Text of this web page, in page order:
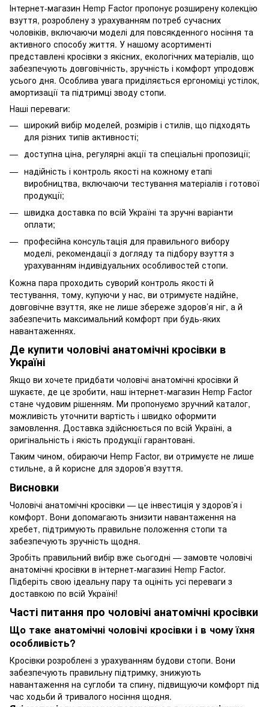
Інтернет-магазин Hemp Factor пропонує розширену колекцію
взуття, розроблену з урахуванням потреб сучасних
чоловіків, включаючи моделі для повсякденного носіння та
активного способу життя. У нашому асортименті
представлені кросівки з якісних, екологічних матеріалів, що
забезпечують довговічність, зручність і комфорт упродовж
усього дня. Особлива увага приділяється ергономіці устілок,
амортизації та підтримці зводу стопи.
Наші переваги:
широкий вибір моделей, розмірів і стилів, що підходять
для різних типів активності;
доступна ціна, регулярні акції та спеціальні пропозиції;
надійність і контроль якості на кожному етапі
виробництва, включаючи тестування матеріалів і готової
продукції;
швидка доставка по всій Україні та зручні варіанти
оплати;
професійна консультація для правильного вибору
моделі, рекомендації з догляду та підбору взуття з
урахуванням індивідуальних особливостей стопи.
Кожна пара проходить суворий контроль якості й
тестування, тому, купуючи у нас, ви отримуєте надійне,
довговічне взуття, яке не лише збереже здоров’я ніг, а й
забезпечить максимальний комфорт при будь-яких
навантаженнях.
Де купити чоловічі анатомічні кросівки в
Україні
Якщо ви хочете придбати чоловічі анатомічні кросівки й
шукаєте, де це зробити, наш інтернет-магазин Hemp Factor
стане чудовим рішенням. Ми пропонуємо зручний каталог,
можливість уточнити вартість і швидко оформити
замовлення. Доставка здійснюється по всій Україні, а
оригінальність і якість продукції гарантовані.
Таким чином, обираючи Hemp Factor, ви отримуєте не лише
стильне, а й корисне для здоров’я взуття.
Висновки
Чоловічі анатомічні кросівки — це інвестиція у здоров’я і
комфорт. Вони допомагають знизити навантаження на
хребет, підтримують правильне положення стопи та
забезпечують зручність щодня.
Зробіть правильний вибір вже сьогодні — замовте чоловічі
анатомічні кросівки в інтернет-магазині Hemp Factor.
Підберіть свою ідеальну пару та оцініть усі переваги з
доставкою по всій Україні!
Часті питання про чоловічі анатомічні кросівки
Що таке анатомічні чоловічі кросівки і в чому їхня
особливість?
Кросівки розроблені з урахуванням будови стопи. Вони
забезпечують правильну підтримку, знижують
навантаження на суглоби та спину, підвищуючи комфорт під
час ходьби й тривалого носіння щодня.